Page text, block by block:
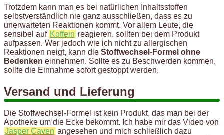
Trotzdem kann man es bei natürlichen Inhaltsstoffen
selbstverständlich nie ganz ausschließen, dass es zu
unerwarteten Reaktionen kommt. Vor allem Leute, die
sensibel auf Koffein reagieren, sollten bei dem Produkt
aufpassen. Wer jedoch wie ich nicht zu allergischen
Reaktionen neigt, kann die Stoffwechsel-Formel ohne
Bedenken einnehmen. Sollte es zu Beschwerden kommen,
sollte die Einnahme sofort gestoppt werden.
Versand und Lieferung
Die Stoffwechsel-Formel ist kein Produkt, das man bei der
Apotheke um die Ecke bekommt. Ich habe mir das Video von
Jasper Caven angesehen und mich schließlich dazu